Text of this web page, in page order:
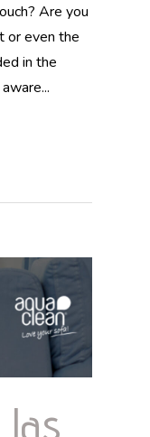
Are you
or even the
in the
las